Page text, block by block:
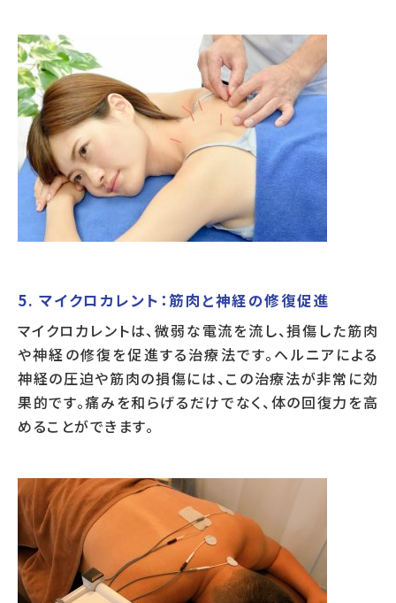
5. マイクロカレント：筋肉と神経の修復促進
マイクロカレントは、微弱な電流を流し、損傷した筋肉
や神経の修復を促進する治療法です。ヘルニアによる
神経の圧迫や筋肉の損傷には、この治療法が非常に効
果的です。痛みを和らげるだけでなく、体の回復力を高
めることができます。